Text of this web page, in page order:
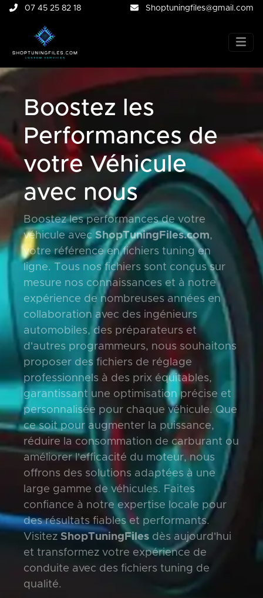
07 45 25 82 18 Shoptuningfiles@gmail.com
Boostez les
Performances de
votre Véhicule
avec nous
Boostez les performances de votre
véhicule avec ShopTuningFiles.com,
votre référence en fichiers tuning en
ligne. Tous nos fichiers sont conçus sur
mesure nos connaissances et à notre
expérience de nombreuses années en
collaboration avec des ingénieurs
automobiles, des préparateurs et
d'autres programmeurs, nous souhaitons
proposer des fichiers de réglage
professionnels à des prix équitables,
garantissant une optimisation précise et
personnalisée pour chaque véhicule. Que
ce soit pour augmenter la puissance,
réduire la consommation de carburant ou
améliorer l'efficacité du moteur, nous
offrons des solutions adaptées à une
large gamme de véhicules. Faites
confiance à notre expertise locale pour
des résultats fiables et performants.
VisitezShopTuningFiles dès aujourd'hui
et transformez votre expérience de
conduite avec des fichiers tuning de
qualité.